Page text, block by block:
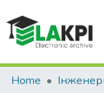
Communities &
Home